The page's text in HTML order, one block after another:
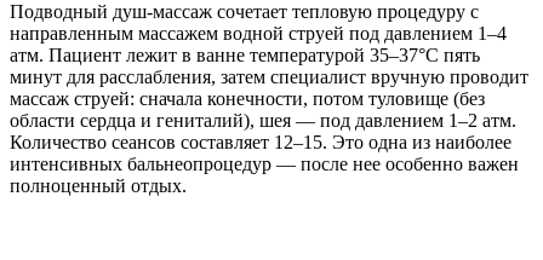
Подводный душ-массаж сочетает тепловую процедуру с
направленным массажем водной струей под давлением 1–4
атм. Пациент лежит в ванне температурой 35–37°C пять
минут для расслабления, затем специалист вручную проводит
массаж струей: сначала конечности, потом туловище (без
области сердца и гениталий), шея — под давлением 1–2 атм.
Количество сеансов составляет 12–15. Это одна из наиболее
интенсивных бальнеопроцедур — после нее особенно важен
полноценный отдых.